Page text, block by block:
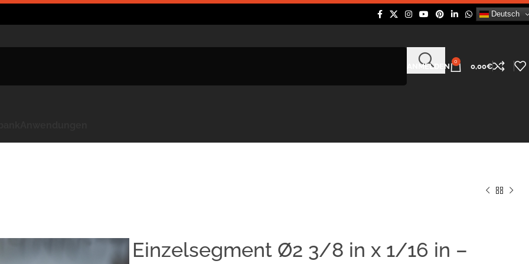
Deutsch
ANMELDEN
0
0,00€
Einzelsegment Ø2 3/8 in x 1/16 in –